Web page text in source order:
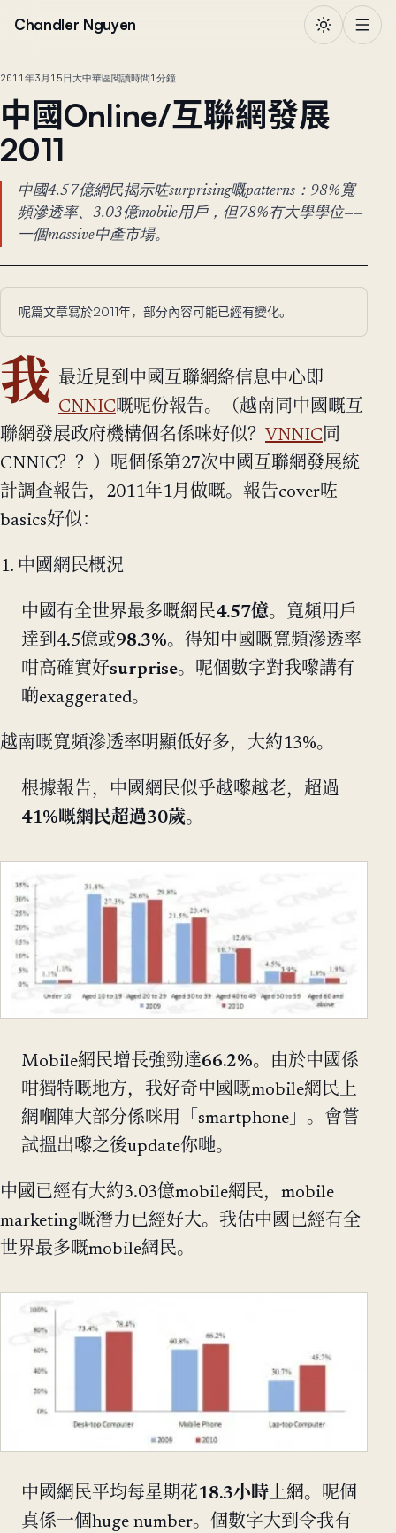
Chandler Nguyen
2011年3月15日大中華區閱讀時間1分鐘
中國Online/互聯網發展
2011
中國4.57億網民揭示咗surprising嘅patterns：98%寬
頻滲透率、3.03億mobile用戶，但78%冇大學學位——
一個massive中產市場。
呢篇文章寫於2011年，部分內容可能已經有變化。
我 最近見到中國互聯網絡信息中心即
CNNIC嘅呢份報告。（越南同中國嘅互
聯網發展政府機構個名係咪好似？ VNNIC 同
CNNIC？？）呢個係第27次中國互聯網發展統
計調查報告，2011年1月做嘅。報告cover咗
basics好似：
1. 中國網民概況
中國有全世界最多嘅網民4.57億。寬頻用戶
達到4.5億或98.3%。得知中國嘅寬頻滲透率
咁高確實好surprise。呢個數字對我嚟講有
啲exaggerated。
越南嘅寬頻滲透率明顯低好多，大約13%。
根據報告，中國網民似乎越嚟越老，超過
41%嘅網民超過30歲。
Mobile網民增長強勁達66.2%。由於中國係
咁獨特嘅地方，我好奇中國嘅mobile網民上
網嗰陣大部分係咪用「smartphone」。會嘗
試搵出嚟之後update你哋。
中國已經有大約3.03億mobile網民，mobile
marketing嘅潛力已經好大。我估中國已經有全
世界最多嘅mobile網民。
中國網民平均每星期花18.3小時上網。呢個
真係一個huge number。個數字大到令我有